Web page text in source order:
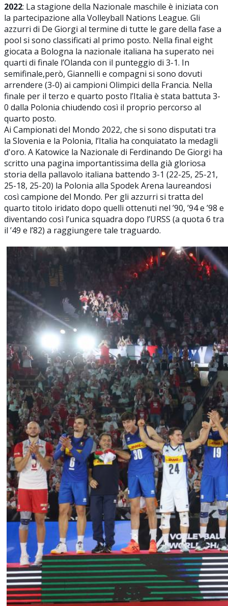
2022: La stagione della Nazionale maschile è iniziata con
la partecipazione alla Volleyball Nations League. Gli
azzurri di De Giorgi al termine di tutte le gare della fase a
pool si sono classificati al primo posto. Nella final eight
giocata a Bologna la nazionale italiana ha superato nei
quarti di finale l’Olanda con il punteggio di 3-1. In
semifinale,però, Giannelli e compagni si sono dovuti
arrendere (3-0) ai campioni Olimpici della Francia. Nella
finale per il terzo e quarto posto l’Italia è stata battuta 3-
0 dalla Polonia chiudendo così il proprio percorso al
quarto posto.
Ai Campionati del Mondo 2022, che si sono disputati tra
la Slovenia e la Polonia, l’Italia ha conquiatato la medagli
d'oro. A Katowice la Nazionale di Ferdinando De Giorgi ha
scritto una pagina importantissima della già gloriosa
storia della pallavolo italiana battendo 3-1 (22-25, 25-21,
25-18, 25-20) la Polonia alla Spodek Arena laureandosi
così campione del Mondo. Per gli azzurri si tratta del
quarto titolo iridato dopo quelli ottenuti nel ’90, ’94 e ’98 e
diventando così l’unica squadra dopo l’URSS (a quota 6 tra
il ’49 e l’82) a raggiungere tale traguardo.